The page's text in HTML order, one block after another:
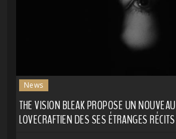
News
THE VISION BLEAK PROPOSE UN
LOVECRAFTIEN DES SES ÉTRANGES RÉCITS